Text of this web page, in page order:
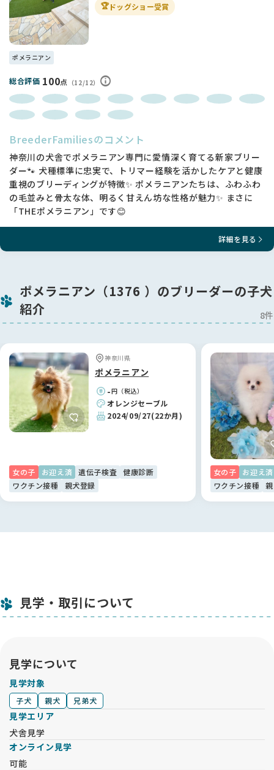
🏆ドッグショー受賞
ポメラニアン
総合評価 100点 （12/12）
BreederFamiliesのコメント
神奈川の犬舎でポメラニアン専門に愛情深く育てる新家ブリー
ダー🐾 犬種標準に忠実で、トリマー経験を活かしたケアと健康
重視のブリーディングが特徴✨ ポメラニアンたちは、ふわふわ
の毛並みと骨太な体、明るく甘えん坊な性格が魅力✨ まさに
「THEポメラニアン」です😊
詳細を見る
ポメラニアン（1376 ）のブリーダーの子犬
紹介
8件
神奈川県
ポメラニアン
-円（税込）
オレンジセーブル
2024/09/27(22か月)
女の子 お迎え済 遺伝子検査
健康診断
ワクチン接種
親犬登録
女の子
お迎え済
ワクチン接種
見学・取引について
見学について
見学対象
子犬 親犬 兄弟犬
見学エリア
犬舎見学
オンライン見学
可能